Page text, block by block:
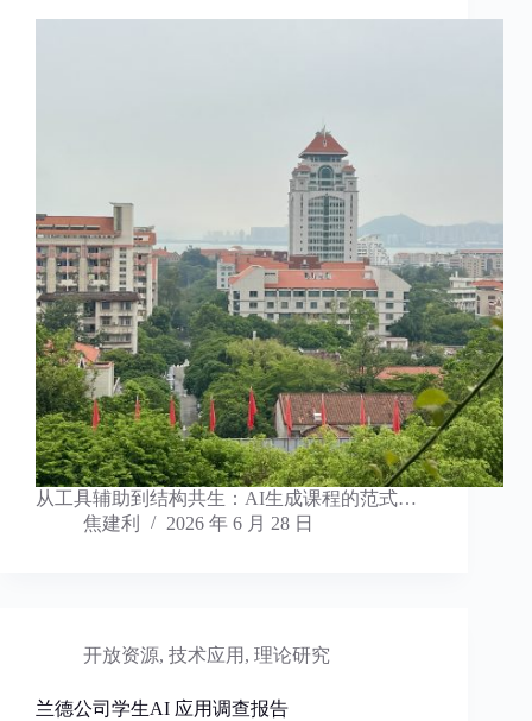
从工具辅助到结构共生：AI生成课程的范式…
焦建利
2026 年 6 月 28 日
开放资源, 技术应用 , 理论研究
兰德公司学生AI 应用调查报告